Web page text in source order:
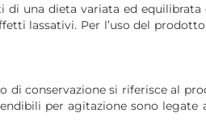
una dieta variata ed
lassativi. Per l’uso del
conservazione si riferisce al
per agitazione sono